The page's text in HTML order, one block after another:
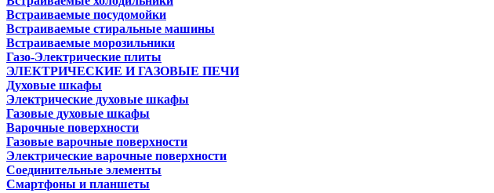
Встраиваемые посудомойки
Встраиваемые стиральные машины
Встраиваемые морозильники
Газо-Электрические плиты
ЭЛЕКТРИЧЕСКИЕ И ГАЗОВЫЕ ПЕЧИ
Духовые шкафы
Электрические духовые шкафы
Газовые духовые шкафы
Варочные поверхности
Газовые варочные поверхности
Электрические варочные поверхности
Соединительные элементы
Смартфоны и планшеты